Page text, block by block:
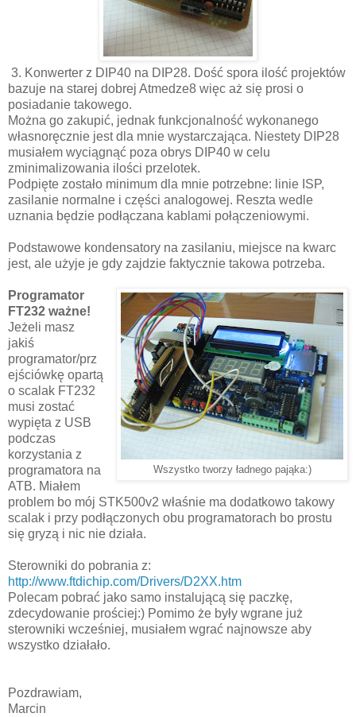
3. Konwerter z DIP40 na DIP28. Dość spora ilość projektów
bazuje na starej dobrej Atmedze8 więc aż się prosi o
posiadanie takowego.
Można go zakupić, jednak funkcjonalność wykonanego
własnoręcznie jest dla mnie wystarczająca. Niestety DIP28
musiałem wyciągnąć poza obrys DIP40 w celu
zminimalizowania ilości przelotek.
Podpięte zostało minimum dla mnie potrzebne: linie ISP,
zasilanie normalne i części analogowej. Reszta wedle
uznania będzie podłączana kablami połączeniowymi.
Podstawowe kondensatory na zasilaniu, miejsce na kwarc
jest, ale użyje je gdy zajdzie faktycznie takowa potrzeba.
Wszystko tworzy ładnego pająka:)
Programator
FT232 ważne!
Jeżeli masz
jakiś
programator/prz
ejściówkę opartą
o scalak FT232
musi zostać
wypięta z USB
podczas
korzystania z
programatora na
ATB. Miałem
problem bo mój STK500v2 właśnie ma dodatkowo takowy
scalak i przy podłączonych obu programatorach bo prostu
się gryzą i nic nie działa.
Sterowniki do pobrania z:
http://www.ftdichip.com/Drivers/D2XX.htm
Polecam pobrać jako samo instalującą się paczkę,
zdecydowanie prościej:) Pomimo że były wgrane już
sterowniki wcześniej, musiałem wgrać najnowsze aby
wszystko działało.
Pozdrawiam,
Marcin